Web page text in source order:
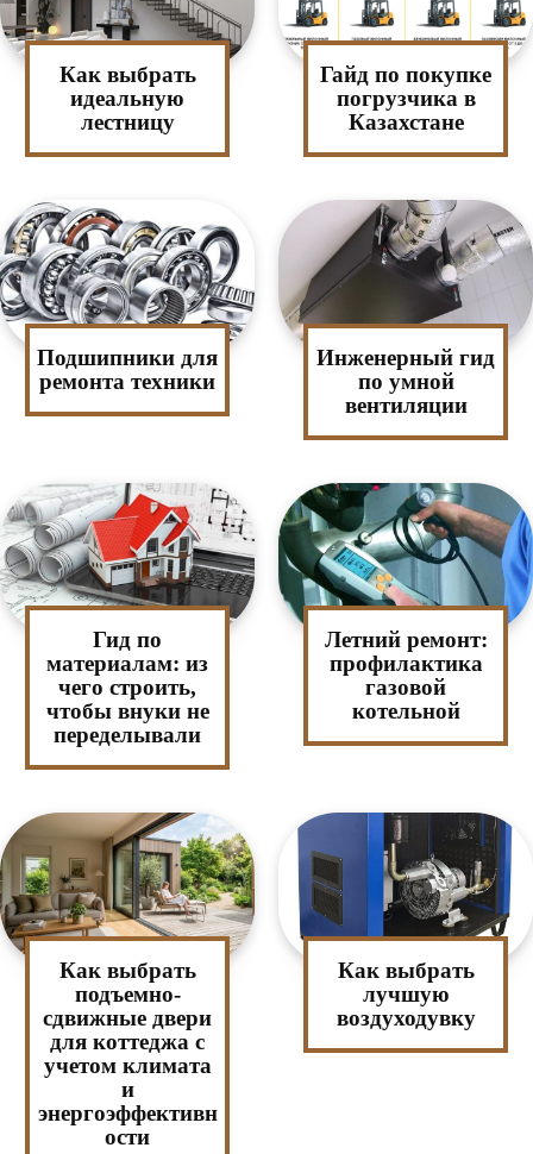
Как выбрать
идеальную
лестницу
Гайд по покупке
погрузчика в
Казахстане
Подшипники для
ремонта техники
Инженерный гид
по умной
вентиляции
Гид по
материалам: из
чего строить,
чтобы внуки не
переделывали
Летний ремонт:
профилактика
газовой
котельной
Как выбрать
подъемно-
сдвижные двери
для коттеджа с
учетом климата
и
энергоэффективн
ости
Как выбрать
лучшую
воздуходувку